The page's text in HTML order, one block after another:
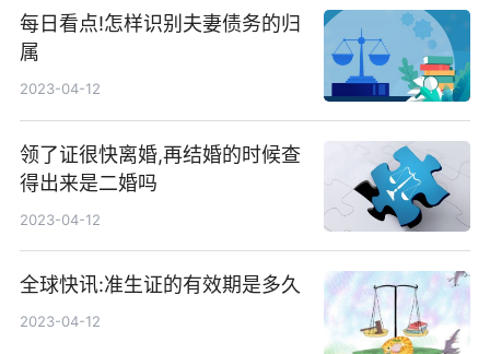
每日看点!怎样识别夫妻债务的归
属
2023-04-12
领了证很快离婚,再结婚的时候查
得出来是二婚吗
2023-04-12
全球快讯:准生证的有效期是多久
2023-04-12